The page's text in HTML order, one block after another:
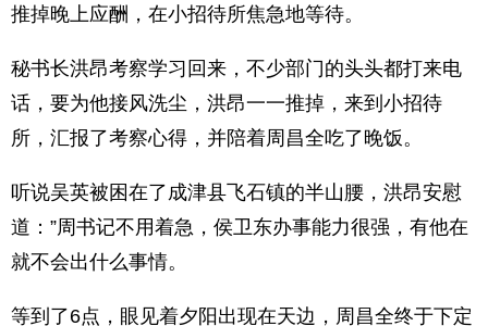
推掉晚上应酬，在小招待所焦急地等待。
秘书长洪昂考察学习回来，不少部门的头头都打来电
话，要为他接风洗尘，洪昂一一推掉，来到小招待
所，汇报了考察心得，并陪着周昌全吃了晚饭。
听说吴英被困在了成津县飞石镇的半山腰，洪昂安慰
道：”周书记不用着急，侯卫东办事能力很强，有他在
就不会出什么事情。
等到了6点，眼见着夕阳出现在天边，周昌全终于下定